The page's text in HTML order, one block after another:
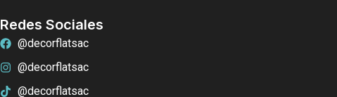
Redes Sociales
@decorflatsac
@decorflatsac
@decorflatsac